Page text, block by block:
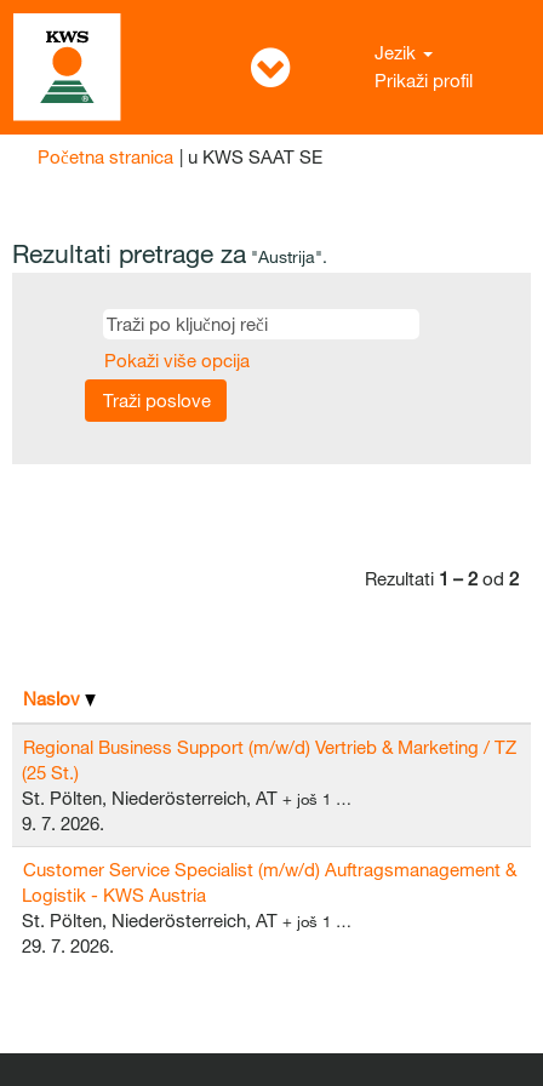
Jezik
Prikaži profil
Početna stranica | u KWS SAAT SE(trenutna
Rezultati pretrage za "Austrija".
Pokaži više opcija
Rezultati 1 – 2 od 2
Naslov
Regional Business Support (m/w/d) Vertrieb & Marketing / TZ
(25 St.)
St. Pölten, Niederösterreich, AT + još 1 …
9. 7. 2026.
Customer Service Specialist (m/w/d) Auftragsmanagement &
Logistik - KWS Austria
St. Pölten, Niederösterreich, AT + još 1 …
29. 7. 2026.